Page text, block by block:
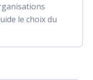
le choix du